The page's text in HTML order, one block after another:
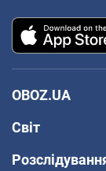
OBOZ.UA
Світ